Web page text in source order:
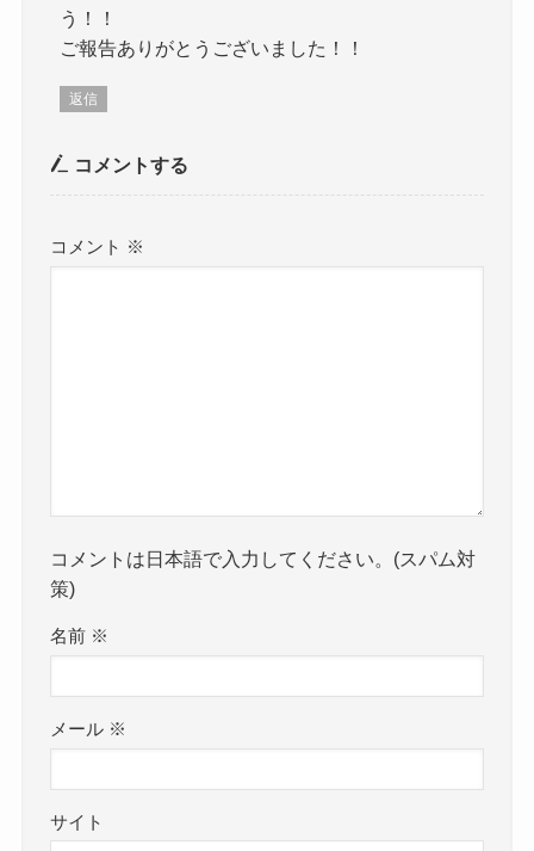
う！！
ご報告ありがとうございました！！
返信
コメントする
コメント ※
コメントは日本語で入力してください。(スパム対
策)
名前 ※
メール ※
サイト